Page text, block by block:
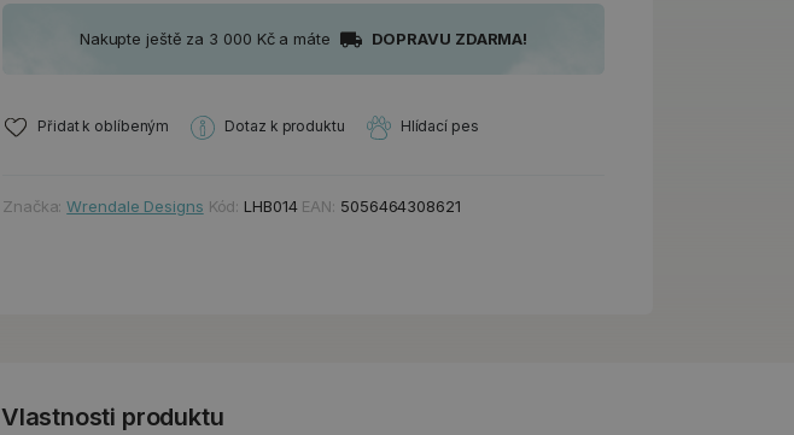
Nakupte ještě za 3 000 Kč a máte DOPRAVU ZDARMA!
Přidat k oblíbeným Dotaz k produktu Hlídací pes
Značka:Wrendale Designs Kód: LHB014 EAN: 5056464308621
Vlastnosti produktu